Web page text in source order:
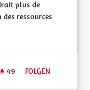
plus de
ressources
49 49 FOLLOWER
FOLGEN
EGALITÉ ENTRE